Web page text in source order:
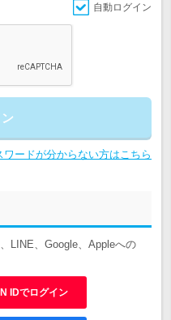
自動ログイン
ワードが分からない方はこちら
LINE、Google、Appleへの
IDでログイン